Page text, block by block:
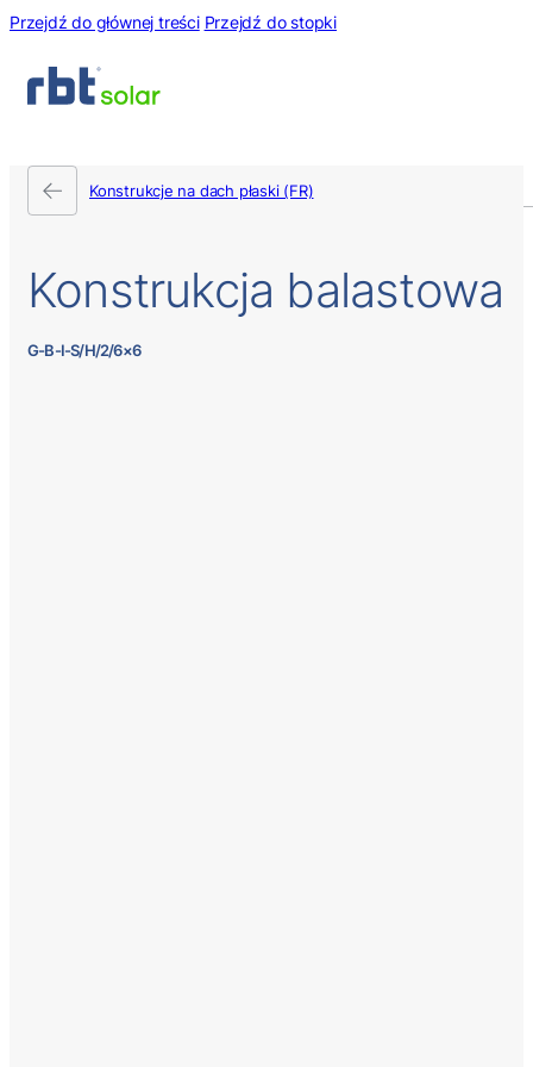
Przejdź do głównej treści Przejdź do stopki
Konstrukcje na dach płaski (FR)
Konstrukcja balastowa
G-B-I-S/H/2/6×6